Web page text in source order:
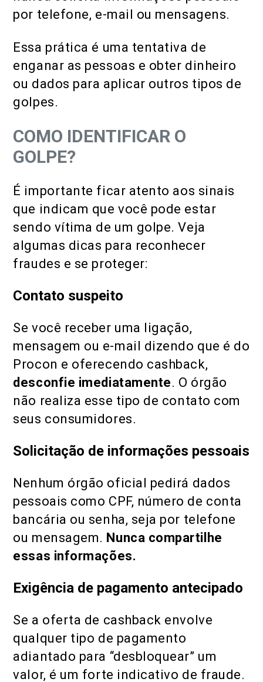
por telefone, e-mail ou mensagens.
Essa prática é uma tentativa de
enganar as pessoas e obter dinheiro
ou dados para aplicar outros tipos de
golpes.
COMO IDENTIFICAR O
GOLPE?
É importante ficar atento aos sinais
que indicam que você pode estar
sendo vítima de um golpe. Veja
algumas dicas para reconhecer
fraudes e se proteger:
Contato suspeito
Se você receber uma ligação,
mensagem ou e-mail dizendo que é do
Procon e oferecendo cashback,
desconfie imediatamente. O órgão
não realiza esse tipo de contato com
seus consumidores.
Solicitação de informações pessoais
Nenhum órgão oficial pedirá dados
pessoais como CPF, número de conta
bancária ou senha, seja por telefone
ou mensagem. Nunca compartilhe
essas informações.
Exigência de pagamento antecipado
Se a oferta de cashback envolve
qualquer tipo de pagamento
adiantado para “desbloquear” um
valor, é um forte indicativo de fraude.